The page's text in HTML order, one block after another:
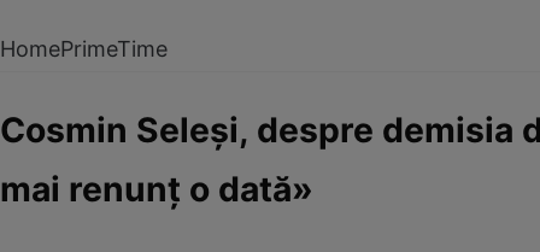
HomePrimeTime
Cosmin Seleși, despre demisia
mai renunț o dată»